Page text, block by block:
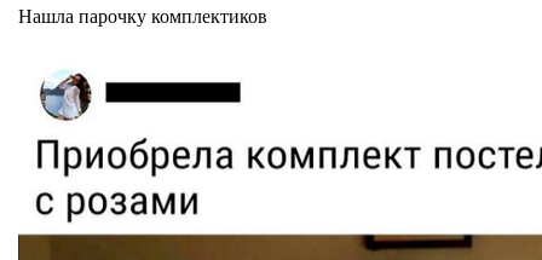
Нашла парочку комплектиков